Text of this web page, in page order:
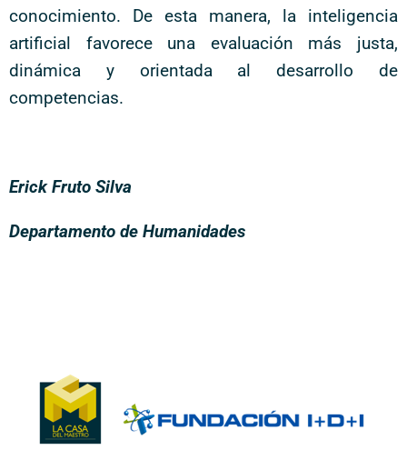
conocimiento. De esta manera, la inteligencia
artificial favorece una evaluación más justa,
dinámica y orientada al desarrollo de
competencias.
Erick Fruto Silva
Departamento de Humanidades